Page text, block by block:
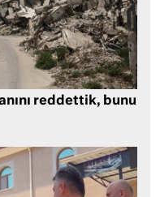
reddettik, bunu